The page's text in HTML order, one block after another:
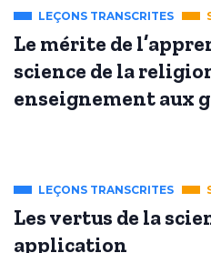
LEÇONS TRANSCRITES
Le mérite de
science de la
enseignement aux
LEÇONS TRANSCRITES
Les vertus de la
application